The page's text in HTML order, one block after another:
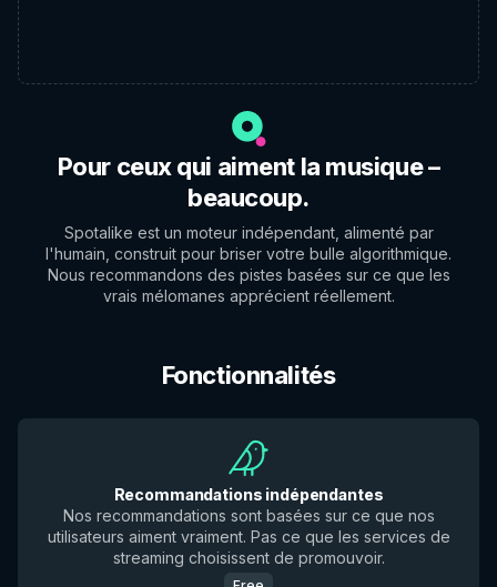
Pour ceux qui aiment la musique –
beaucoup.
Spotalike est un moteur indépendant, alimenté par
l'humain, construit pour briser votre bulle algorithmique.
Nous recommandons des pistes basées sur ce que les
vrais mélomanes apprécient réellement.
Fonctionnalités
Recommandations indépendantes
Nos recommandations sont basées sur ce que nos
utilisateurs aiment vraiment. Pas ce que les services de
streaming choisissent de promouvoir.